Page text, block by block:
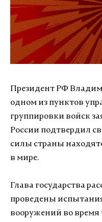
Президент РФ
одном из пунктов
группировки войск
России подтвердил
силы страны
в мире.
Глава государства
проведены
вооружений во время